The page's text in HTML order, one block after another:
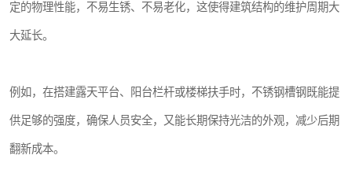
定的物理性能，不易生锈、不易老化，这使得建筑结构的维护周期大
大延长。
例如，在搭建露天平台、阳台栏杆或楼梯扶手时，不锈钢槽钢既能提
供足够的强度，确保人员安全，又能长期保持光洁的外观，减少后期
翻新成本。